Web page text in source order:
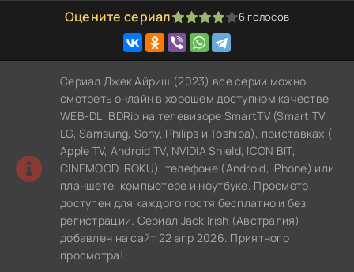
Оцените сериал
1 2 3 4 5 6голосов
Сериал Джек Айриш (2023) все серии можно
смотреть онлайн в хорошем доступном качестве
WEB-DL, BDRip на телевизоре SmartTV (Smart TV
LG, Samsung, Sony, Philips и Toshiba), приставках (
Apple TV, Android TV, NVIDIA Shield, ICON BIT,
CINEMOOD, ROKU), телефоне (Android, iPhone) или
планшете, компьютере и ноутбуке. Просмотр
доступен для каждого гостя бесплатно и без
регистрации. Сериал Jack Irish (Австралия)
добавлен на сайт 22 апр 2026. Приятного
просмотра!